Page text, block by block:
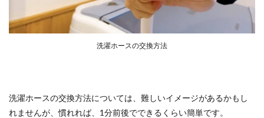
洗濯ホースの交換方法
洗濯ホースの交換方法については、難しいイメージがあるかもし
れませんが、慣れれば、1分前後でできるくらい簡単です。